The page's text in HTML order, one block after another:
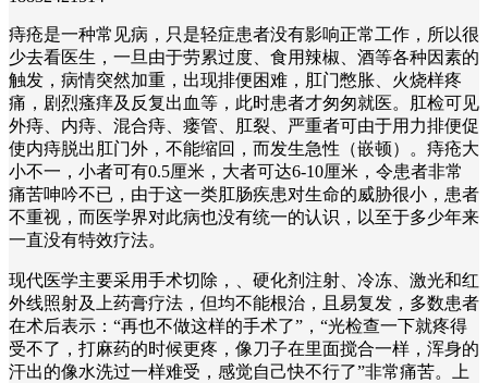
痔疮是一种常见病，只是轻症患者没有影响正常工作，所以很
少去看医生，一旦由于劳累过度、食用辣椒、酒等各种因素的
触发，病情突然加重，出现排便困难，肛门憋胀、火烧样疼
痛，剧烈瘙痒及反复出血等，此时患者才匆匆就医。肛检可见
外痔、内痔、混合痔、瘘管、肛裂、严重者可由于用力排便促
使内痔脱出肛门外，不能缩回，而发生急性（嵌顿）。痔疮大
小不一，小者可有0.5厘米，大者可达6-10厘米，令患者非常
痛苦呻吟不已，由于这一类肛肠疾患对生命的威胁很小，患者
不重视，而医学界对此病也没有统一的认识，以至于多少年来
一直没有特效疗法。
现代医学主要采用手术切除，、硬化剂注射、冷冻、激光和红
外线照射及上药膏疗法，但均不能根治，且易复发，多数患者
在术后表示：“再也不做这样的手术了”，“光检查一下就疼得
受不了，打麻药的时候更疼，像刀子在里面搅合一样，浑身的
汗出的像水洗过一样难受，感觉自己快不行了”非常痛苦。上